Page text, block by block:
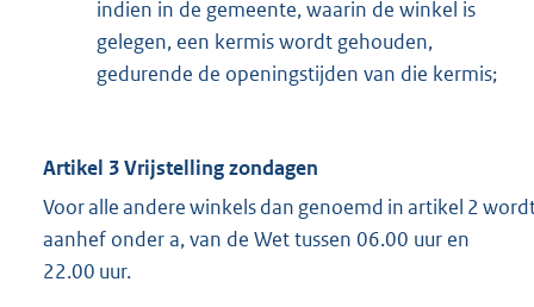
indien in de gemeente, waarin de winkel is
gelegen, een kermis wordt gehouden,
gedurende de openingstijden van die kermis;
Artikel 3 Vrijstelling zondagen
Voor alle andere winkels dan genoemd in artikel 2
aanhef onder a, van de Wet tussen 06.00 uur en
22.00 uur.